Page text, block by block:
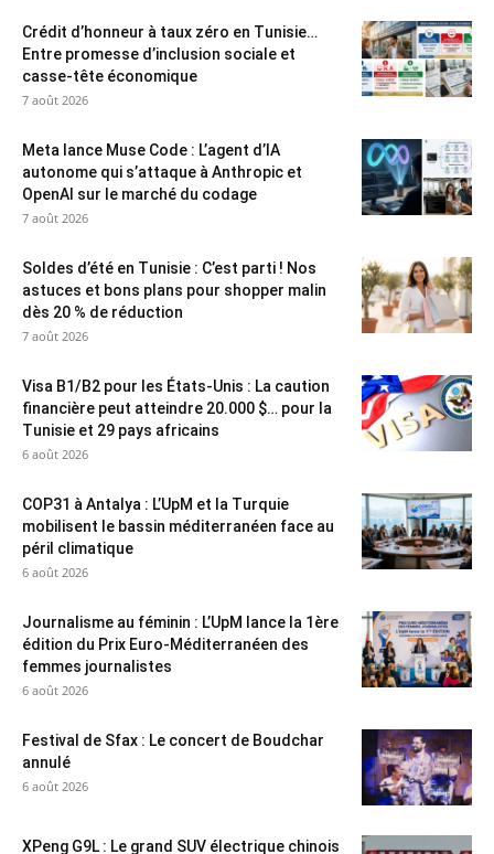
Crédit d’honneur à taux zéro en Tunisie…
Entre promesse d’inclusion sociale et
casse-tête économique
7 août 2026
Meta lance Muse Code : L’agent d’IA
autonome qui s’attaque à Anthropic et
OpenAI sur le marché du codage
7 août 2026
Soldes d’été en Tunisie : C’est parti ! Nos
astuces et bons plans pour shopper malin
dès 20 % de réduction
7 août 2026
Visa B1/B2 pour les États-Unis : La caution
financière peut atteindre 20.000 $… pour la
Tunisie et 29 pays africains
6 août 2026
COP31 à Antalya : L’UpM et la Turquie
mobilisent le bassin méditerranéen face au
péril climatique
6 août 2026
Journalisme au féminin : L’UpM lance la 1ère
édition du Prix Euro-Méditerranéen des
femmes journalistes
6 août 2026
Festival de Sfax : Le concert de Boudchar
annulé
6 août 2026
XPeng G9L : Le grand SUV électrique chinois